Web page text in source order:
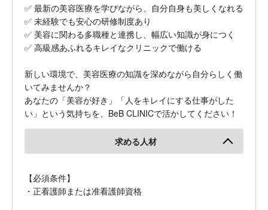
✅ 最新の美容医療を学びながら、自分自身も美しくなれる
✅ 未経験でも安心の研修制度あり
✅ 美容に関わる多職種と連携し、幅広い知識が身につく
✅ 高級感あふれるキレイなクリニックで働ける
新しい環境で、美容医療の知識を深めながら自分らしく働
いてみませんか？
あなたの「美容が好き」「人をキレイにする仕事がした
い」という気持ちを、BeB CLINICで活かしてください！
求める人材
【必須条件】
・正看護師または准看護師資格